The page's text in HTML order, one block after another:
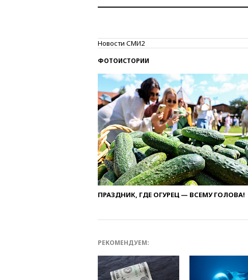
Новости СМИ2
ФОТОИСТОРИИ
ПРАЗДНИК, ГДЕ ОГУРЕЦ — ВСЕМУ ГОЛОВА!
РЕКОМЕНДУЕМ: